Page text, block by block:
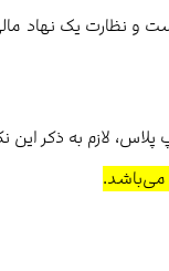
و نظارت یک نهاد
لازم به ذکر این